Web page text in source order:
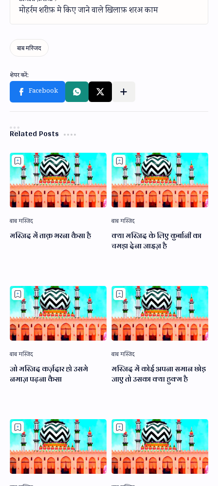
Related Posts
मस्जिद में ताक़ भरना कैसा है
क्या मस्जिद के लिए कुर्बानी का
चमड़ा देना जाइज़ है
जो मस्जिद कर्ज़दार हो उसमे
नमाज़ पढ़ना कैसा
मस्जिद में कोई अपना समान छोड़
जाए तो उसका क्या हुक्म है